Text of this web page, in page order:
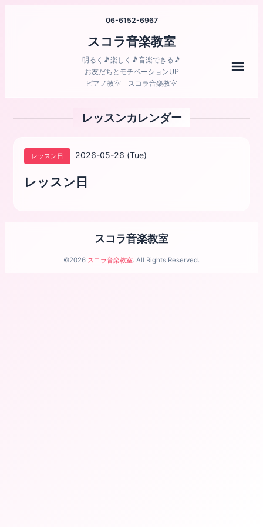
06-6152-6967
スコラ音楽教室
明るく🎵楽しく🎵音楽できる🎵
お友だちとモチベーションUP
ピアノ教室 スコラ音楽教室
レッスンカレンダー
レッスン日 2026-05-26 (Tue)
レッスン日
スコラ音楽教室
©2026 スコラ音楽教室. All Rights Reserved.